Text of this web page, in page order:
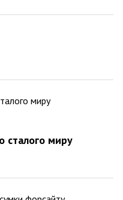
сталого миру